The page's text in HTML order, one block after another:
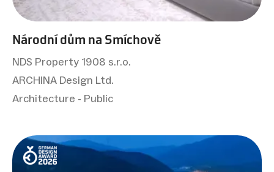
Národní dům na Smíchově
NDS Property 1908 s.r.o.
ARCHINA Design Ltd.
Architecture - Public